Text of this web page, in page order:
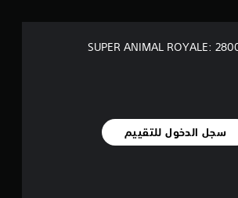
SUPER ANIMAL ROYALE:
سجل الدخول للتقييم